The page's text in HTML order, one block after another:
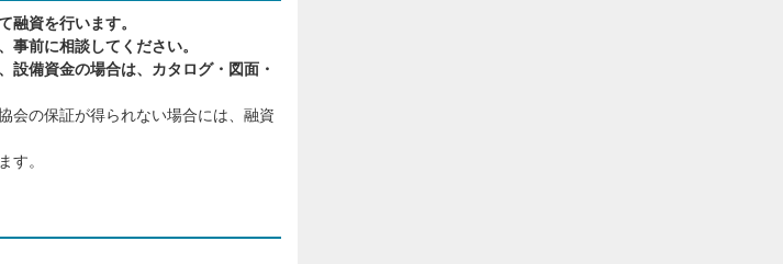
融資を行います。
事前に相談してください。
設備資金の場合は、カタログ・図面・
会の保証が得られない場合には、融資
す。